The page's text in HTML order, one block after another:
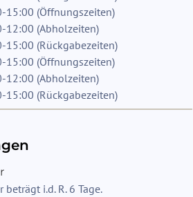
15:00 (Öffnungszeiten)
12:00 (Abholzeiten)
15:00 (Rückgabezeiten)
15:00 (Öffnungszeiten)
12:00 (Abholzeiten)
15:00 (Rückgabezeiten)
i.d. R. 6 Tage.